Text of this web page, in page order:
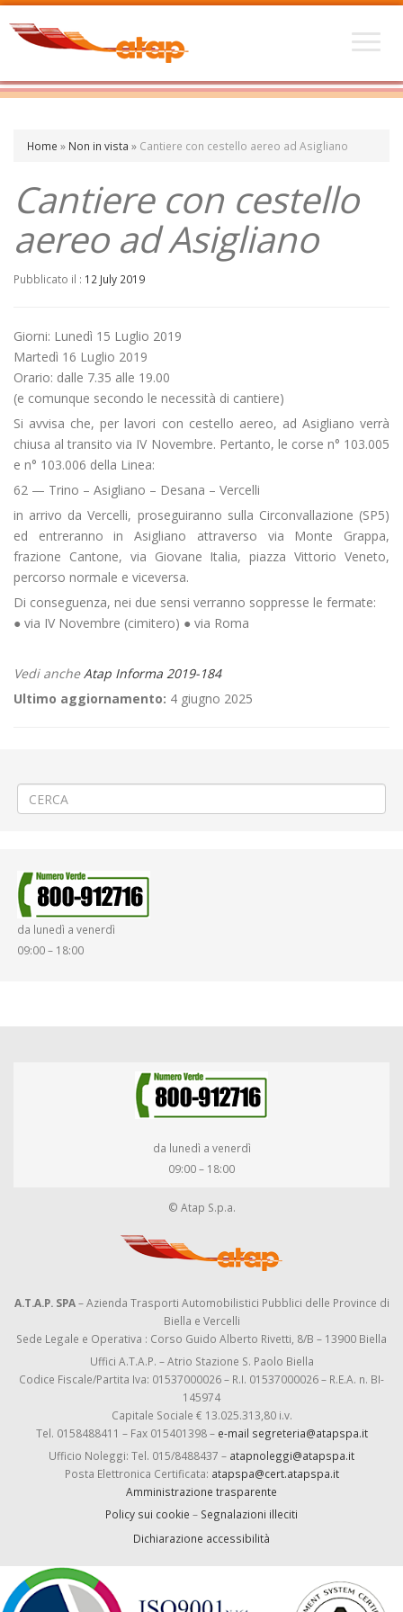
Home » Non in vista » Cantiere con cestello aereo ad Asigliano
Cantiere con cestello
aereo ad Asigliano
Pubblicato il : 12 July 2019
Giorni: Lunedì 15 Luglio 2019
Martedì 16 Luglio 2019
Orario: dalle 7.35 alle 19.00
(e comunque secondo le necessità di cantiere)
Si avvisa che, per lavori con cestello aereo, ad Asigliano verrà
chiusa al transito via IV Novembre. Pertanto, le corse n° 103.005
e n° 103.006 della Linea:
62 — Trino – Asigliano – Desana – Vercelli
in arrivo da Vercelli, proseguiranno sulla Circonvallazione (SP5)
ed entreranno in Asigliano attraverso via Monte Grappa,
frazione Cantone, via Giovane Italia, piazza Vittorio Veneto,
percorso normale e viceversa.
Di conseguenza, nei due sensi verranno soppresse le fermate:
● via IV Novembre (cimitero) ● via Roma
Vedi ancheAtap Informa 2019-184
Ultimo aggiornamento: 4 giugno 2025
da lunedì a venerdì
09:00 – 18:00
da lunedì a venerdì
09:00 – 18:00
© Atap S.p.a.
A.T.A.P. SPA– Azienda Trasporti Automobilistici Pubblici delle Province di
Biella e Vercelli
Sede Legale e Operativa : Corso Guido Alberto Rivetti, 8/B – 13900 Biella
Uffici A.T.A.P. – Atrio Stazione S. Paolo Biella
Codice Fiscale/Partita Iva: 01537000026 – R.I. 01537000026 – R.E.A. n. BI-
145974
Capitale Sociale € 13.025.313,80 i.v.
Tel. 0158488411 – Fax 015401398 – e-mail segreteria@atapspa.it
Ufficio Noleggi: Tel. 015/8488437 – atapnoleggi@atapspa.it
Posta Elettronica Certificata: atapspa@cert.atapspa.it
Amministrazione trasparente
Policy sui cookie – Segnalazioni illeciti
Dichiarazione accessibilità